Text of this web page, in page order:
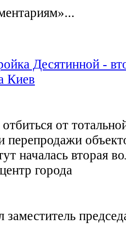
Десятинной -
Киев
от
перепродажи
началась вторая
города
заместитель